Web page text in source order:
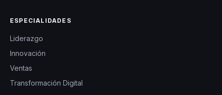
ESPECIALIDADES
Liderazgo
Innovación
Ventas
Transformación Digital